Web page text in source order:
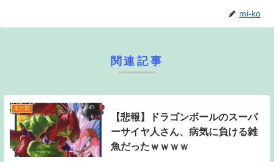
mi-ko
関連記事
未分類
【悲報】ドラゴンボールのスーパ
ーサイヤ人さん、病気に負ける雑
魚だったｗｗｗｗ